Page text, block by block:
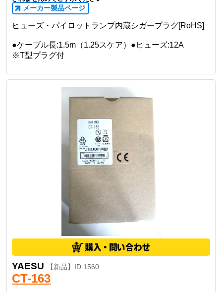
メーカー製品ページ
ヒューズ・パイロットランプ内蔵シガープラグ[RoHS]
●ケーブル長:1.5m（1.25スケア）●ヒューズ:12A
※T型プラグ付
YAESU 【新品】ID:1560
CT-163